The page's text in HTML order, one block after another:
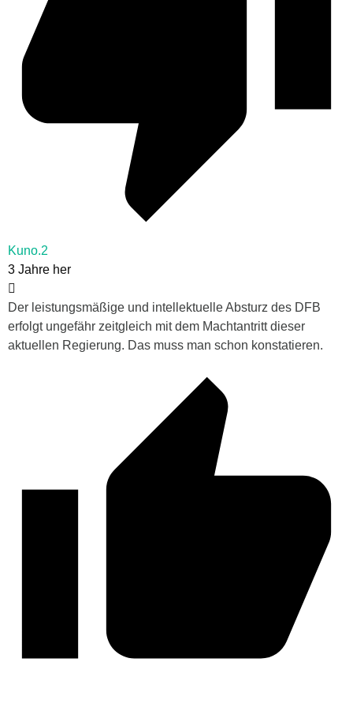
Kuno.2
3 Jahre her
Der leistungsmäßige und intellektuelle Absturz des DFB
erfolgt ungefähr zeitgleich mit dem Machtantritt dieser
aktuellen Regierung. Das muss man schon konstatieren.